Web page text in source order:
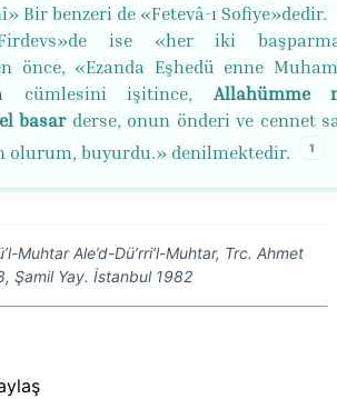
Bir benzeri de «Fetevâ-ı Sofiye»dedir.
Firdevs»de ise «her iki
önce, «Ezanda Eşhedü enne
cümlesini işitince, Allahümme
basar derse, onun önderi ve cennet
olurum, buyurdu.» denilmektedir.
1
Muhtar Ale’d-Dü’rri’l-Muhtar, Trc. Ahmet
Şamil Yay. İstanbul 1982